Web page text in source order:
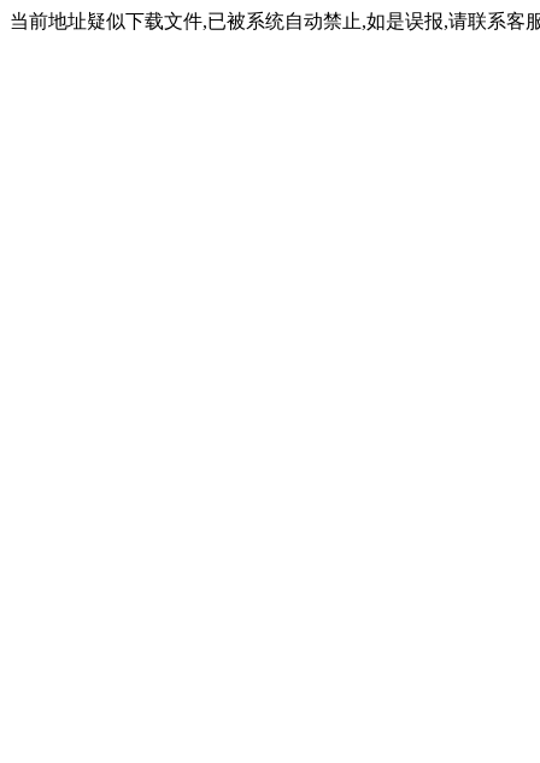
当前地址疑似下载文件,已被系统自动禁止,如是误报,请联系客